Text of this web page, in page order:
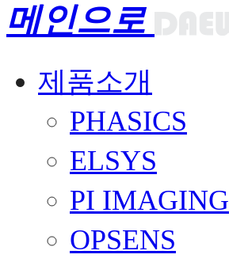
메인으로
제품소개
PHASICS
ELSYS
PI IMAGING
OPSENS